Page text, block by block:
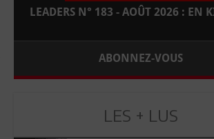
LEADERS N° 183 - AOÛT 2026 : EN
ABONNEZ-VOUS
LES + LUS